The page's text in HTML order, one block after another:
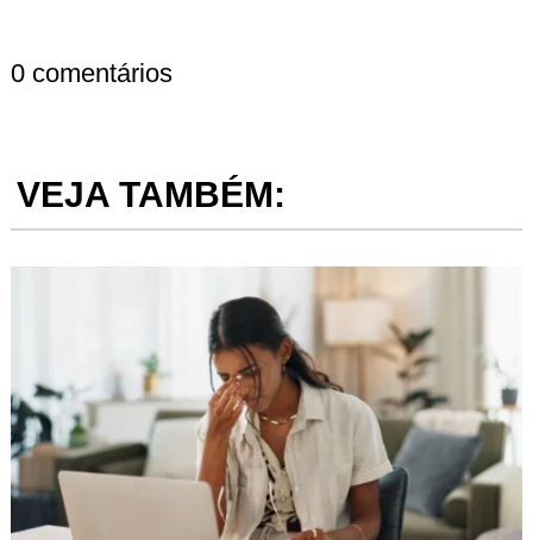
0 comentários
VEJA TAMBÉM: